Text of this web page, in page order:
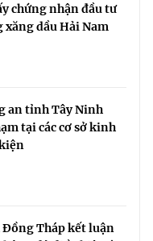
chứng nhận đầu tư
xăng dầu Hải Nam
an tỉnh Tây Ninh
tại các cơ sở kinh
Tháp kết luận